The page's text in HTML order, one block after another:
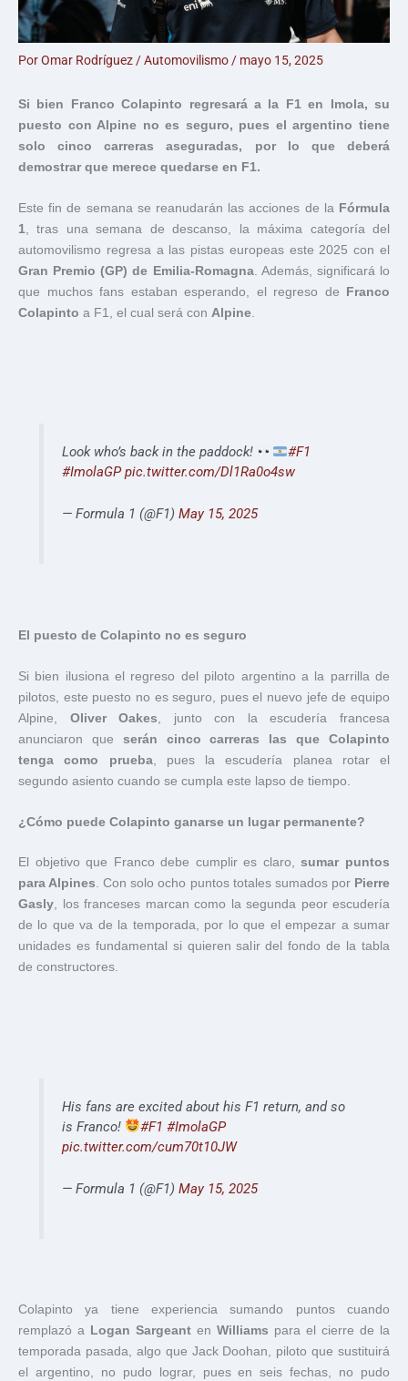
PorOmar Rodríguez /Automovilismo / mayo 15, 2025
Si bien Franco Colapinto regresará a la F1 en Imola, su
puesto con Alpine no es seguro, pues el argentino tiene
solo cinco carreras aseguradas, por lo que deberá
demostrar que merece quedarse en F1.
Este fin de semana se reanudarán las acciones de la Fórmula
1 , tras una semana de descanso, la máxima categoría del
automovilismo regresa a las pistas europeas este 2025 con el
Gran Premio (GP) de Emilia-Romagna. Además, significará lo
que muchos fans estaban esperando, el regreso de
Franco
Colapinto a F1, el cual será con Alpine
Look who’s back in the paddock!
#F1
#ImolaGP pic.twitter.com/Dl1Ra0o4sw
— Formula 1 (@F1) May 15, 2025
El puesto de Colapinto no es seguro
Si bien ilusiona el regreso del piloto argentino a la parrilla de
pilotos, este puesto no es seguro, pues el nuevo jefe de equipo
Alpine, Oliver Oakes , junto con la escudería francesa
anunciaron que serán cinco carreras las que Colapinto
tenga como prueba, pues la escudería planea rotar el
segundo asiento cuando se cumpla este lapso de tiempo.
¿Cómo puede Colapinto ganarse un lugar permanente?
El objetivo que Franco debe cumplir es claro,sumar puntos
para Alpines. Con solo ocho puntos totales sumados por Pierre
Gasly, los franceses marcan como la segunda peor escudería
de lo que va de la temporada, por lo que el empezar a sumar
unidades es fundamental si quieren salir del fondo de la tabla
de constructores.
His fans are excited about his F1 return, and so
is Franco!
#F1 #ImolaGP
pic.twitter.com/cum70t10JW
— Formula 1 (@F1) May 15, 2025
Colapinto ya tiene experiencia sumando puntos cuando
remplazó a Logan Sargeant en Williams para el cierre de la
temporada pasada, algo que Jack Doohan, piloto que sustituirá
el argentino, no pudo lograr, pues en seis fechas, no pudo